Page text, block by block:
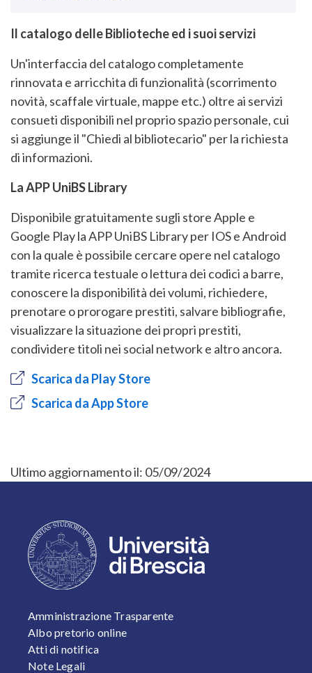
Il catalogo delle Biblioteche ed i suoi servizi
Un'interfaccia del catalogo completamente
rinnovata e arricchita di funzionalità (scorrimento
novità, scaffale virtuale, mappe etc.) oltre ai servizi
consueti disponibili nel proprio spazio personale, cui
si aggiunge il "Chiedi al bibliotecario" per la richiesta
di informazioni.
La APP UniBS Library
Disponibile gratuitamente sugli store Apple e
Google Play la APP UniBS Library per IOS e Android
con la quale è possibile cercare opere nel catalogo
tramite ricerca testuale o lettura dei codici a barre,
conoscere la disponibilità dei volumi, richiedere,
prenotare o prorogare prestiti, salvare bibliografie,
visualizzare la situazione dei propri prestiti,
condividere titoli nei social network e altro ancora.
Scarica da Play Store
Scarica da App Store
Ultimo aggiornamento il: 05/09/2024
FOOTER 1
Amministrazione Trasparente
Albo pretorio online
Atti di notifica
Note Legali